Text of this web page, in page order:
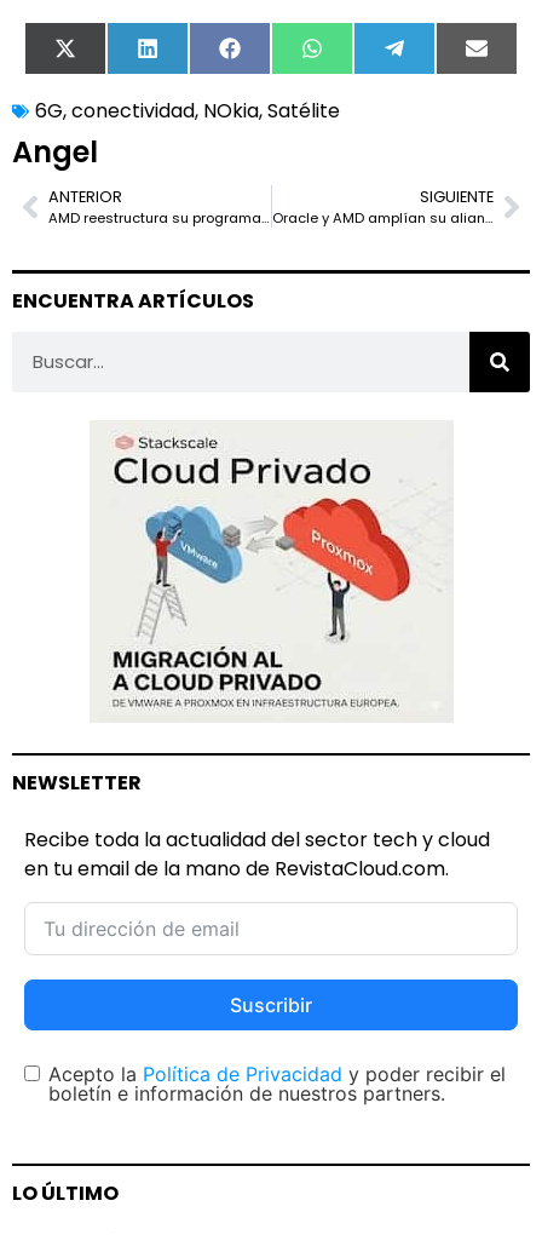
X
(Twitter)
LinkedIn FacebookWhatsApp TelegramEmail
6G,conectividad, NOkia,Satélite
Angel
ANTERIOR
AMD reestructura su programa de canal: nace AMD Partner Network (APN) con más inversión, certificación bajo demanda y un repositorio único de recursos
SIGUIENTE
Oracle y AMD amplían su alianza: primer superclúster público de IA con 50.000 GPU AMD Instinct MI450 en OCI desde 2026, sobre la plataforma rack-scale “Helios”
ENCUENTRA ARTÍCULOS
NEWSLETTER
Recibe toda la actualidad del sector tech y cloud
en tu email de la mano de RevistaCloud.com.
Suscribir
Acepto la Política de Privacidad y poder recibir el
boletín e información de nuestros partners.
LO ÚLTIMO